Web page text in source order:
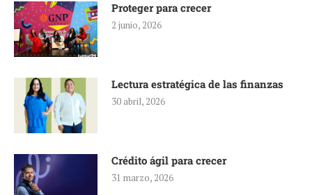
Proteger para crecer
2 junio, 2026
Lectura estratégica de las finanzas
30 abril, 2026
Crédito ágil para crecer
31 marzo, 2026